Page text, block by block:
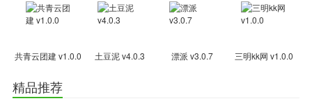
查看相亲对象的相关证件信息，保证双方的权益，让恋爱靠谱、放
【趣味玩法，助你寻爱】在捡对象APP中，看到喜欢的，可以马
在“发现”页面中随机捡，看看自己的缘分哦!
共青云团建 v1.0.0 土豆泥 v4.0.3 漂派 v3.0.7 三明kk网 v1.0.0
精品推荐